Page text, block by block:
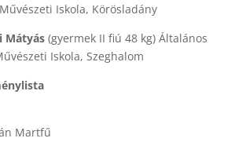
Iskola, Körösladány
Mátyás (gyermek II fiú 48 kg) Általános
Iskola, Szeghalom
Martfű